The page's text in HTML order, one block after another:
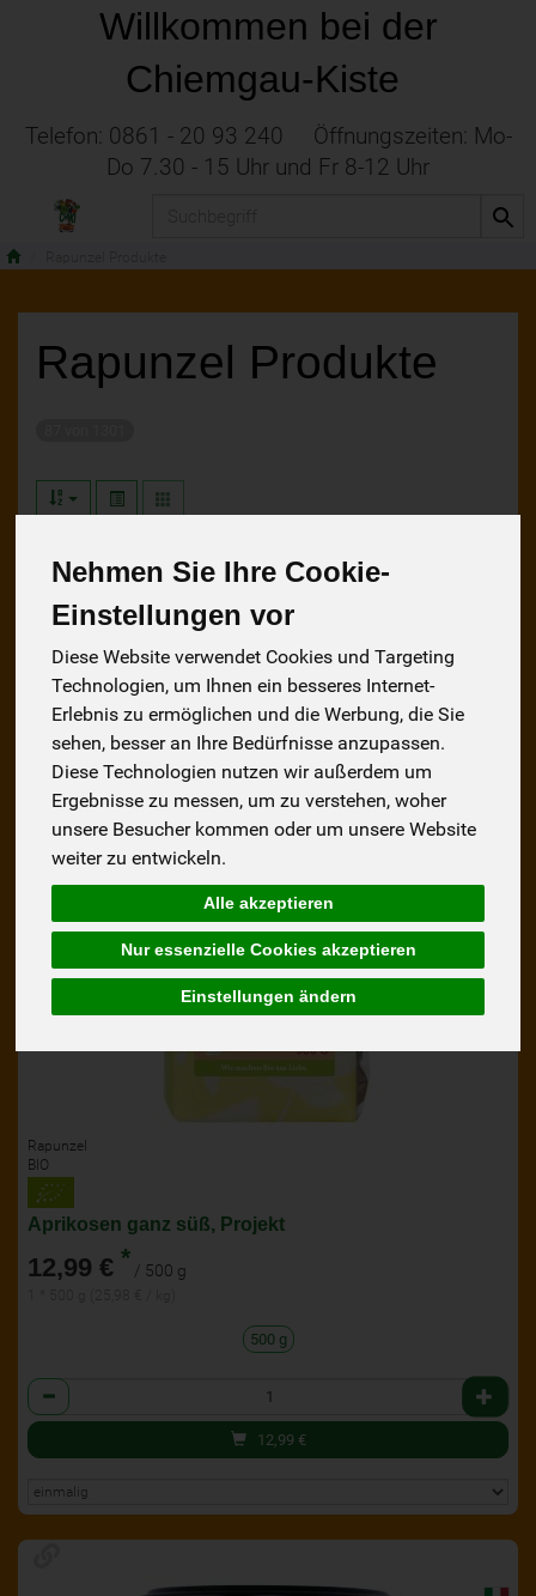
Nehmen Sie Ihre Cookie-
Einstellungen vor
Diese Website verwendet Cookies und Targeting
Technologien, um Ihnen ein besseres Internet-
Erlebnis zu ermöglichen und die Werbung, die Sie
sehen, besser an Ihre Bedürfnisse anzupassen.
Diese Technologien nutzen wir außerdem um
Ergebnisse zu messen, um zu verstehen, woher
unsere Besucher kommen oder um unsere Website
weiter zu entwickeln.
Alle akzeptieren
Nur essenzielle Cookies akzeptieren
Einstellungen ändern
Willkommen bei der
Chiemgau-Kiste
Telefon: 0861 - 20 93 240 Öffnungszeiten: Mo-
Do 7.30 - 15 Uhr und Fr 8-12 Uhr
Rapunzel Produkte
Hersteller Ernährung
Rapunzel
BIO
Aprikosen ganz süß, Projekt
12,99 € * / 500 g
500 g
Anzahl
12,99 €